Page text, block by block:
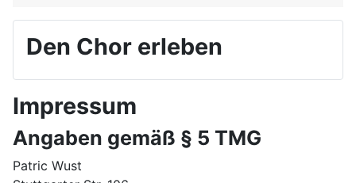
Den Chor erleben
Impressum
Angaben gemäß § 5 TMG
Patric Wust